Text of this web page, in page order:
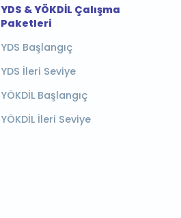
YDS & YÖKDİL Çalışma
Paketleri
YDS Başlangıç
YDS İleri Seviye
YÖKDİL Başlangıç
YÖKDİL İleri Seviye